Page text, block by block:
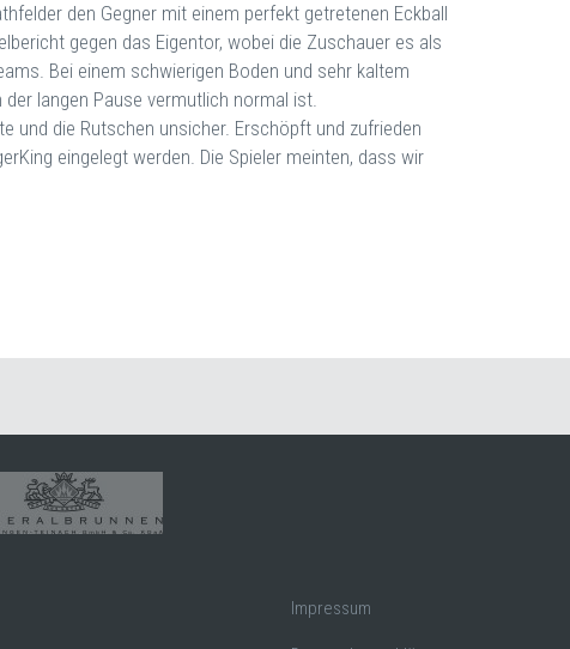
den Gegner mit einem perfekt getretenen Eckball
gegen das Eigentor, wobei die Zuschauer es als
Bei einem schwierigen Boden und sehr kaltem
langen Pause vermutlich normal ist.
und die Rutschen unsicher. Erschöpft und zufrieden
eingelegt werden. Die Spieler meinten, dass wir
Impressum